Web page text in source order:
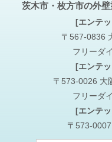
茨木市・枚方市の外
[エンテ
〒567-0836
フリーダ
[エンテ
〒573-0026 大
フリーダ
[エンテ
〒573-